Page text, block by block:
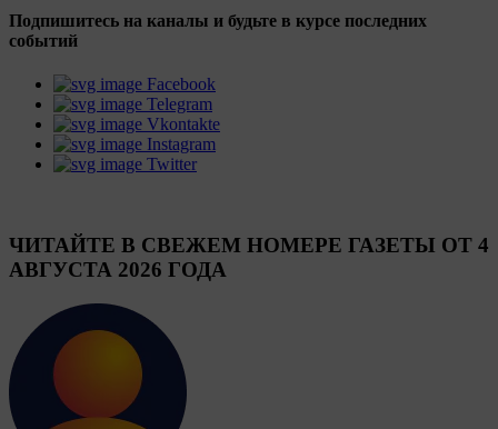
Подпишитесь на каналы и будьте в курсе последних
событий
Facebook
Telegram
Vkontakte
Instagram
Twitter
ЧИТАЙТЕ В СВЕЖЕМ НОМЕРЕ ГАЗЕТЫ ОТ 4
АВГУСТА 2026 ГОДА